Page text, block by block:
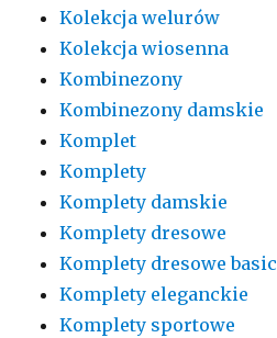
Kolekcja welurów
Kolekcja wiosenna
Kombinezony
Kombinezony damskie
Komplet
Komplety
Komplety damskie
Komplety dresowe
Komplety dresowe basic
Komplety eleganckie
Komplety sportowe